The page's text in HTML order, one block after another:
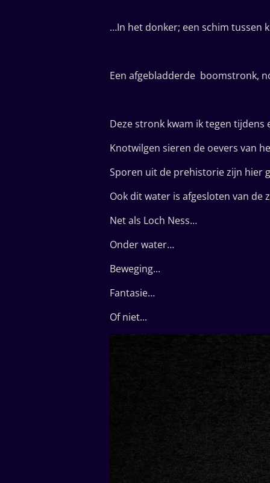
…In het donker; een schim tussen
Een afgebladderde boomstronk,
Deze stronk kwam ik tegen
Knotwilgen sieren de oevers van
Sporen uit de prehistorie zijn hier
Ook dit water is afgesloten van de
Net als Loch Ness…
Onder water…
Beweging...
Fantasie…
Of niet...